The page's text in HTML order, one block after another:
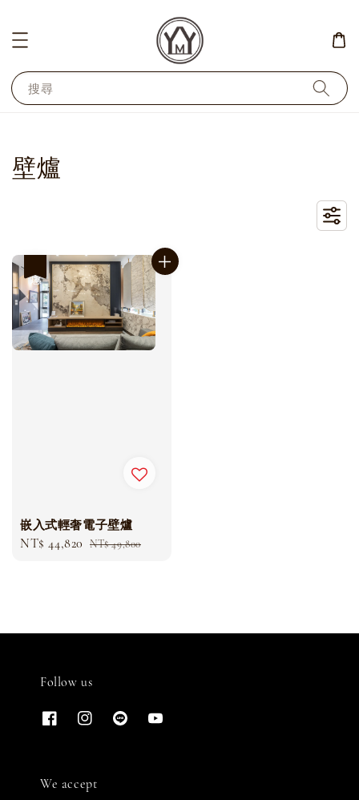
搜尋
壁爐
嵌入式輕奢電子壁爐
Sale
NT$ 44,820 Regular
NT$ 49,800
Follow us
We accept